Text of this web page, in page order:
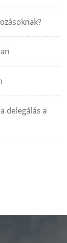
delegálás a